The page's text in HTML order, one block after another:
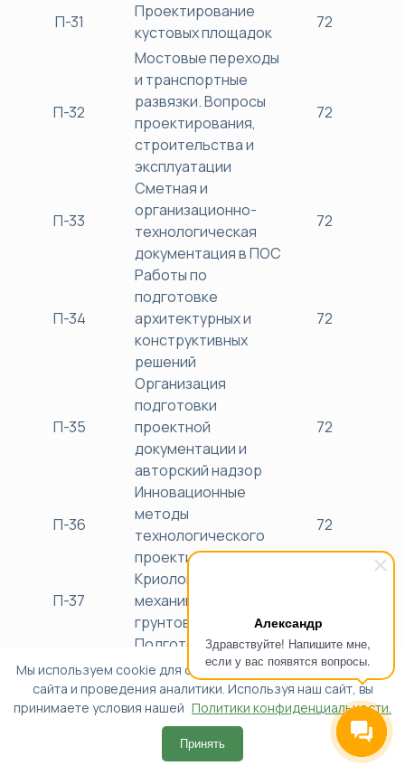
Александр
Здравствуйте! Напишите мне,
если у вас появятся вопросы.
П-31
Проектирование
кустовых площадок
72
П-32
Мостовые переходы
и транспортные
развязки. Вопросы
проектирования,
строительства и
эксплуатации
72
П-33
Сметная и
организационно-
технологическая
документация в ПОС
72
П-34
Работы по
подготовке
архитектурных и
конструктивных
решений
72
П-35
Организация
подготовки
проектной
документации и
авторский надзор
72
П-36
Инновационные
методы
технологического
проектирования
72
П-37
Криология земли и
механика мерзлых
грунтов
П-38
Подготовка
проектной
документации
объектов
капитального
строительства
72
Мы используем cookie для обеспечения функциональности
сайта и проведения аналитики. Используя наш сайт, вы
принимаете условия нашей Политики конфиденциальности.
Принять